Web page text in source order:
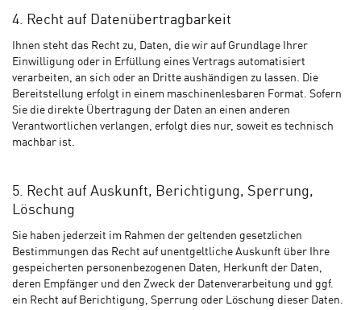
4. Recht auf Datenübertragbarkeit
Ihnen steht das Recht zu, Daten, die wir auf Grundlage Ihrer
Einwilligung oder in Erfüllung eines Vertrags automatisiert
verarbeiten, an sich oder an Dritte aushändigen zu lassen. Die
Bereitstellung erfolgt in einem maschinenlesbaren Format. Sofern
Sie die direkte Übertragung der Daten an einen anderen
Verantwortlichen verlangen, erfolgt dies nur, soweit es technisch
machbar ist.
5. Recht auf Auskunft, Berichtigung, Sperrung,
Löschung
Sie haben jederzeit im Rahmen der geltenden gesetzlichen
Bestimmungen das Recht auf unentgeltliche Auskunft über Ihre
gespeicherten personenbezogenen Daten, Herkunft der Daten,
deren Empfänger und den Zweck der Datenverarbeitung und ggf.
ein Recht auf Berichtigung, Sperrung oder Löschung dieser Daten.